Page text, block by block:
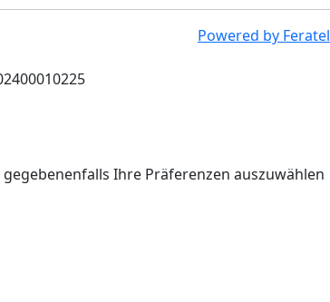
Powered by Feratel
Ihre Präferenzen auszuwählen